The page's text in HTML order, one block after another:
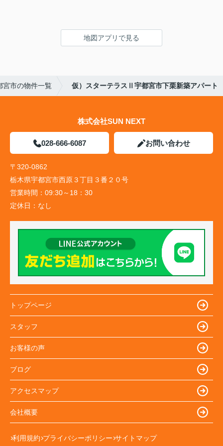
地図アプリで見る
宮市の物件一覧 仮）スターテラスⅡ宇都宮市下栗新築アパート
株式会社SUN NEXT
028-666-6087 お問い合わせ
〒320-0862
栃木県宇都宮市西原３丁目３番２０号
営業時間： 09:30～18：30
定休日： なし
トップページ
スタッフ
お客様の声
ブログ
アクセスマップ
会社概要
利用規約 プライバシーポリシー サイトマップ